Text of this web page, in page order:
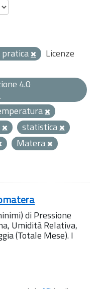
pratica
Licenze
4.0
statistica
Matera
di Pressione
Umidità Relativa,
(Totale Mese). I